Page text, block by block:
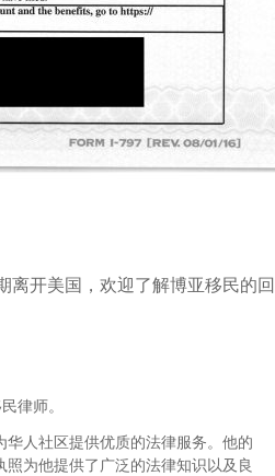
离开美国，欢迎了解博亚移民的回
律师。
人社区提供优质的法律服务。他的
为他提供了广泛的法律知识以及良